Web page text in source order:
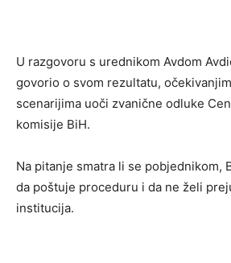
U razgovoru s urednikom Avdom
govorio o svom rezultatu,
scenarijima uoči zvanične odluke
komisije BiH.
Na pitanje smatra li se pobjednikom,
da poštuje proceduru i da ne želi
institucija.